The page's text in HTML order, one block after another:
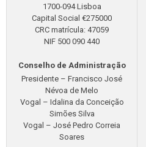
1700-094 Lisboa
Capital Social €275000
CRC matrícula: 47059
NIF 500 090 440
Conselho de Administração
Presidente – Francisco José
Névoa de Melo
Vogal – Idalina da Conceição
Simões Silva
Vogal – José Pedro Correia
Soares